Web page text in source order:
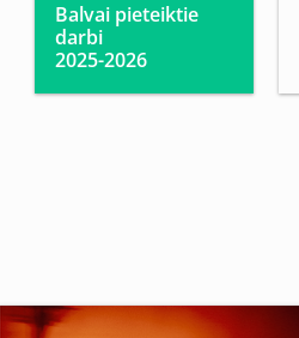
Balvai pieteiktie
darbi
2025-2026